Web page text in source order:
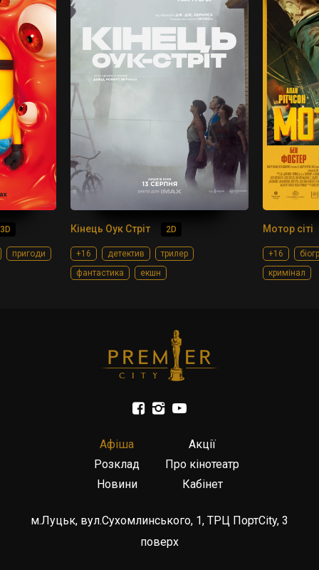
3D
пригоди
Кінець Оук Стріт 2D
+16 детектив
трилер
фантастика
екшн
Мотор сіті
+16
кримінал
Афіша
Розклад
Новини
Акції
Про кінотеатр
Кабінет
м.Луцьк, вул.Сухомлинського, 1, ТРЦ ПортCity, 3
поверх